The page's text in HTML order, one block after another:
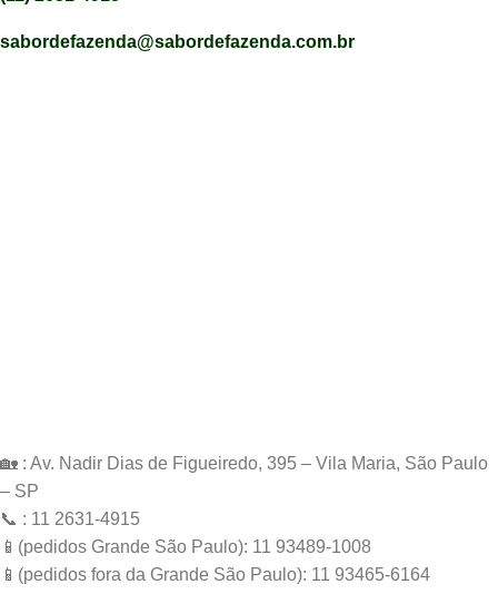
sabordefazenda@sabordefazenda.com.br
🏡 : Av. Nadir Dias de Figueiredo, 395 – Vila Maria, São Paulo
– SP
📞 : 11 2631-4915
📱(pedidos Grande São Paulo): 11 93489-1008
📱(pedidos fora da Grande São Paulo): 11 93465-6164